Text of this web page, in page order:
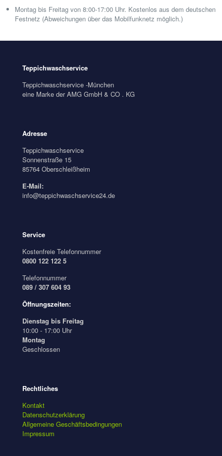
Montag bis Freitag von 8:00-17:00 Uhr. Kostenlos aus dem deutschen
Festnetz (Abweichungen über das Mobilfunknetz möglich.)
Teppichwaschservice
Teppichwaschservice -München
eine Marke der AMG GmbH & CO . KG
Adresse
Teppichwaschservice
Sonnenstraße 15
85764 Oberschleißheim
E-Mail:
info@teppichwaschservice24.de
Service
Kostenfreie Telefonnummer
0800 122 122 5
Telefonnummer
089 / 307 604 93
Öffnungszeiten:
Dienstag bis Freitag
10:00 - 17:00 Uhr
Montag
Geschlossen
Rechtliches
Kontakt
Datenschutzerklärung
Allgemeine Geschäftsbedingungen
Impressum